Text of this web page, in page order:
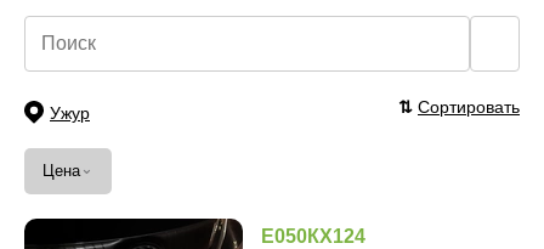
Ужур ⇅ Сортировать
Цена ⌄
Е050КХ124